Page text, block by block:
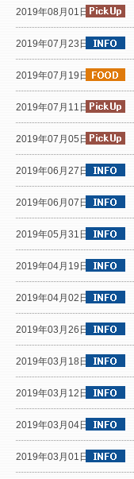
2019年08月01日
2019年07月23日
2019年07月19日
2019年07月11日
2019年07月05日
2019年06月27日
2019年06月07日
2019年05月31日
2019年04月19日
2019年04月02日
2019年03月26日
2019年03月18日
2019年03月12日
2019年03月04日
2019年03月01日